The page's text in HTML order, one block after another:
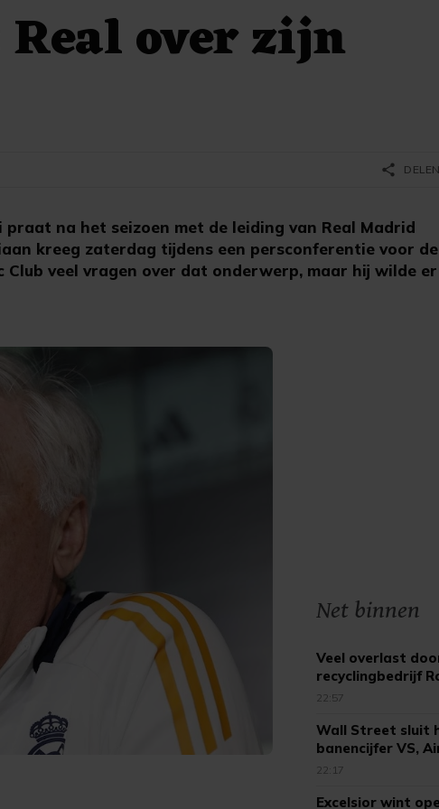
over zijn
praat na het seizoen met de leiding van Real Madrid
kreeg zaterdag tijdens een persconferentie voor de
veel vragen over dat onderwerp, maar hij wilde er
share DELEN
Net binnen
Veel overlast
recyclingbedrijf
22:57
Wall Street sluit
banencijfer VS,
22:17
Excelsior wint